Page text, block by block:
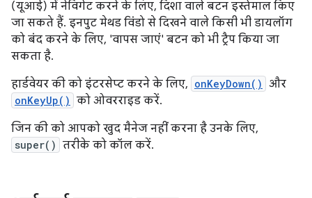
(यूआई) में नेविगेट करने के लिए, दिशा वाले बटन इस्तेमाल किए
जा सकते हैं. इनपुट मेथड विंडो से दिखने वाले किसी भी डायलॉग
को बंद करने के लिए, 'वापस जाएं' बटन को भी ट्रैप किया जा
सकता है.
हार्डवेयर की को इंटरसेप्ट करने के लिए, onKeyDown() और
onKeyUp() को ओवरराइड करें.
जिन की को आपको खुद मैनेज नहीं करना है उनके लिए,
super() तरीके को कॉल करें.